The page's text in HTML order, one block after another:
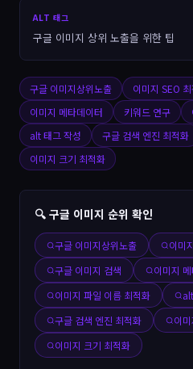
ALT 태그
구글 이미지 상위 노출을 위한 팁
구글 이미지상위노출 이미지 SEO
이미지 메타데이터
키워드 연구
alt 태그 작성
구글 검색 엔진 최적화
이미지 크기 최적화
🔍 구글 이미지 순위 확인
구글 이미지상위노출
이미
구글 이미지 검색
이미지
이미지 파일 이름 최적화
구글 검색 엔진 최적화
이
이미지 크기 최적화